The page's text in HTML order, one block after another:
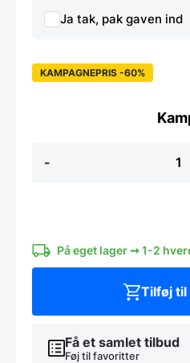
Ja tak, pak gaven ind
-
antal
KAMPAGNEPRIS -60%
På eget lager ➞ 1-2
Få et samlet tilbud
Føj til favoritter
Tilføj til